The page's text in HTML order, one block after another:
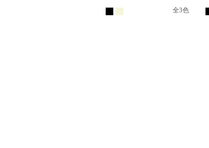
ル 秋冬もこもこスリッパ
全3色